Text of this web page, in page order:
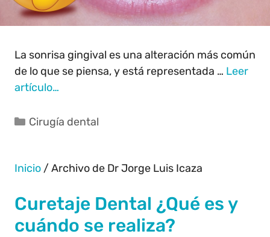
La sonrisa gingival es una alteración más común
de lo que se piensa, y está representada … Leer
artículo…
Cirugía dental
Inicio /Archivo de Dr Jorge Luis Icaza
Curetaje Dental ¿Qué es y
cuándo se realiza?